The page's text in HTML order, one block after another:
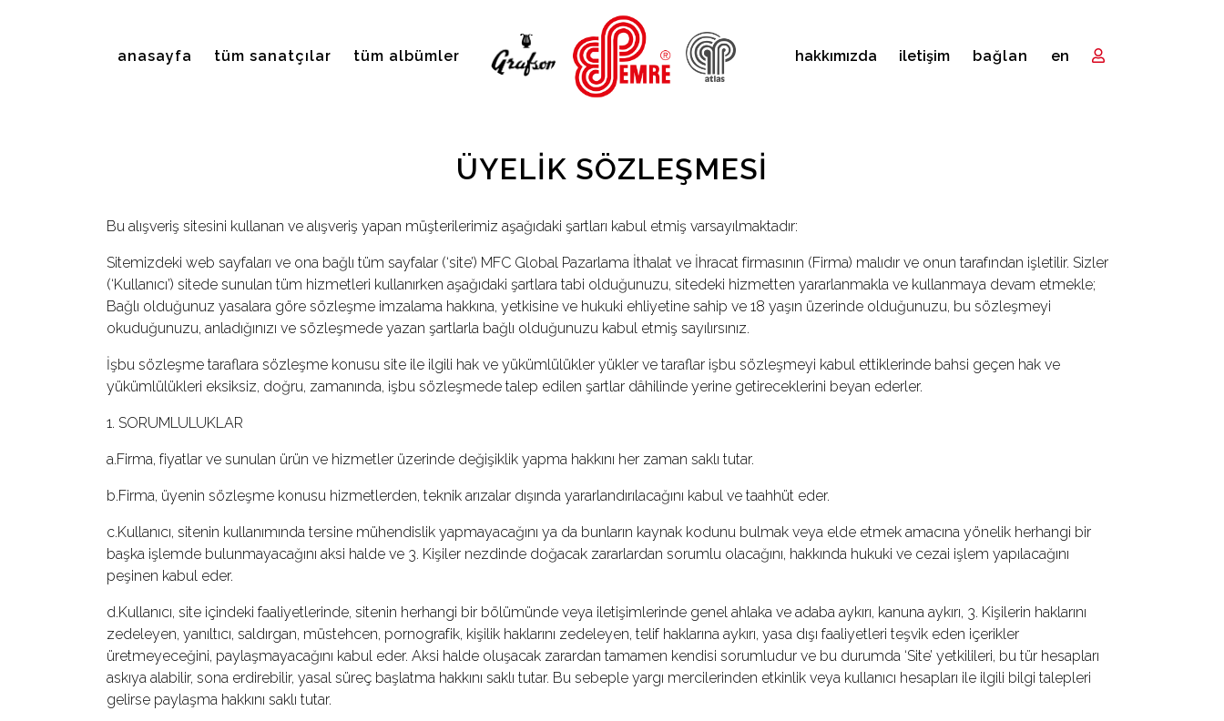
anasayfa tüm sanatçılar tüm albümler hakkımızda i̇letişim bağlan en
ÜYELIK SÖZLEŞMESI
Bu alışveriş sitesini kullanan ve alışveriş yapan müşterilerimiz aşağıdaki şartları kabul etmiş varsayılmaktadır:
Sitemizdeki web sayfaları ve ona bağlı tüm sayfalar (‘site’) MFC Global Pazarlama İthalat ve İhracat firmasının (Firma) malıdır ve onun tarafından işletilir. Sizler
(‘Kullanıcı’) sitede sunulan tüm hizmetleri kullanırken aşağıdaki şartlara tabi olduğunuzu, sitedeki hizmetten yararlanmakla ve kullanmaya devam etmekle;
Bağlı olduğunuz yasalara göre sözleşme imzalama hakkına, yetkisine ve hukuki ehliyetine sahip ve 18 yaşın üzerinde olduğunuzu, bu sözleşmeyi
okuduğunuzu, anladığınızı ve sözleşmede yazan şartlarla bağlı olduğunuzu kabul etmiş sayılırsınız.
İşbu sözleşme taraflara sözleşme konusu site ile ilgili hak ve yükümlülükler yükler ve taraflar işbu sözleşmeyi kabul ettiklerinde bahsi geçen hak ve
yükümlülükleri eksiksiz, doğru, zamanında, işbu sözleşmede talep edilen şartlar dâhilinde yerine getireceklerini beyan ederler.
1. SORUMLULUKLAR
a.Firma, fiyatlar ve sunulan ürün ve hizmetler üzerinde değişiklik yapma hakkını her zaman saklı tutar.
b.Firma, üyenin sözleşme konusu hizmetlerden, teknik arızalar dışında yararlandırılacağını kabul ve taahhüt eder.
c.Kullanıcı, sitenin kullanımında tersine mühendislik yapmayacağını ya da bunların kaynak kodunu bulmak veya elde etmek amacına yönelik herhangi bir
başka işlemde bulunmayacağını aksi halde ve 3. Kişiler nezdinde doğacak zararlardan sorumlu olacağını, hakkında hukuki ve cezai işlem yapılacağını
peşinen kabul eder.
d.Kullanıcı, site içindeki faaliyetlerinde, sitenin herhangi bir bölümünde veya iletişimlerinde genel ahlaka ve adaba aykırı, kanuna aykırı, 3. Kişilerin haklarını
zedeleyen, yanıltıcı, saldırgan, müstehcen, pornografik, kişilik haklarını zedeleyen, telif haklarına aykırı, yasa dışı faaliyetleri teşvik eden içerikler
üretmeyeceğini, paylaşmayacağını kabul eder. Aksi halde oluşacak zarardan tamamen kendisi sorumludur ve bu durumda ‘Site’ yetkilileri, bu tür hesapları
askıya alabilir, sona erdirebilir, yasal süreç başlatma hakkını saklı tutar. Bu sebeple yargı mercilerinden etkinlik veya kullanıcı hesapları ile ilgili bilgi talepleri
gelirse paylaşma hakkını saklı tutar.